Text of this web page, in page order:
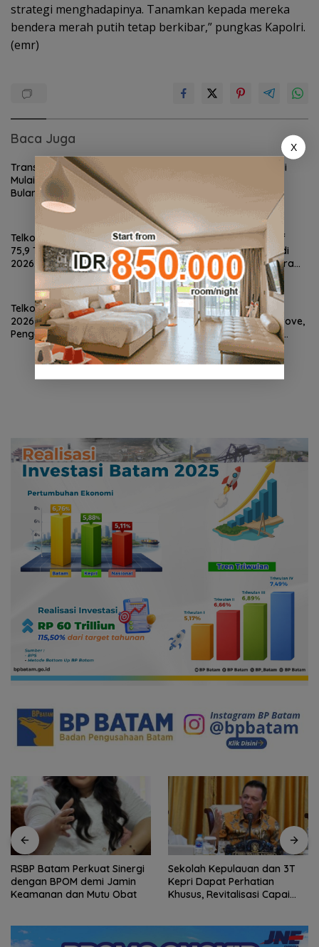
strategi menghadapinya. Tanamkan kepada mereka
bendera merah putih tetap berkibar,” pungkas Kapolri.
(emr)
Baca Juga
Transformasi TelkomGroup
Mulai Tunjukkan Hasil, Enam
Bulan InfraNexia Catat
Pendapatan Rp 7,7 Triliun
Ministry of Padel Hadir di
dengan Sauna dan Kolam Air
Dingin
Telkom Catat Pendapatan Rp
75,9 Triliun di Semester I
2026, Bisnis Seluler dan Data
Jadi Motor Pertumbuhan
Wapres ke-13 Kiai Ma’ruf
Amin Serukan Arab Saudi
dan Houthi-Yaman Segera
Berdamai
Telkom Raih Lestari Award
2026 Berkat Program
Pengembangan Talenta
Pemimpin Digital
Ascott Indonesia
Tanam 2.100 Bibit Mangrove,
Batam Jadi Bagian Aksi
Konservasi Nasional
RSBP Batam Perkuat Sinergi
dengan BPOM demi Jamin
Keamanan dan Mutu Obat
Sekolah Kepulauan dan 3T
Kepri Dapat Perhatian
Khusus, Revitalisasi Capai
X